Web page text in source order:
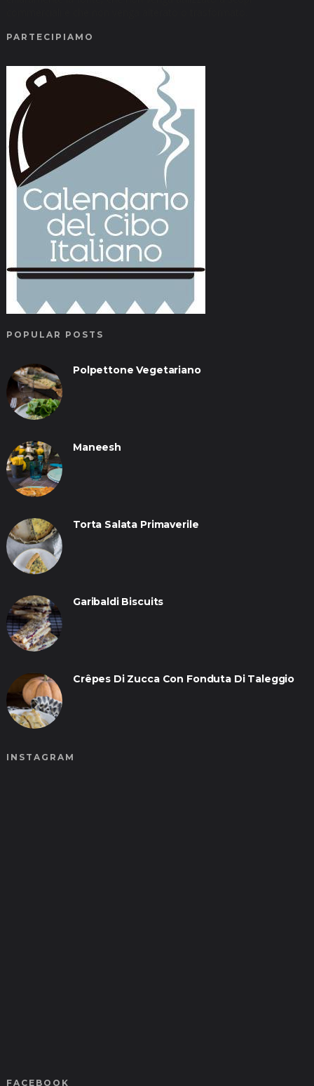
PARTECIPIAMO
POPULAR POSTS
Polpettone Vegetariano
Maneesh
Torta Salata Primaverile
Garibaldi Biscuits
Crêpes Di Zucca Con Fonduta Di Taleggio
INSTAGRAM
FACEBOOK